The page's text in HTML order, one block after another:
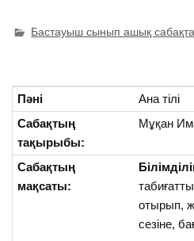
Бастауыш сынып ашық
Пәні
Ана тілі
Сабақтың
тақырыбы:
Мұқан
Сабақтың
мақсаты:
отырып,
сезіне,